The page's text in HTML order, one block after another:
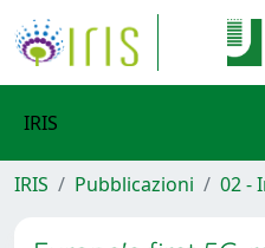
IRIS
IRIS Pubblicazioni 02 -